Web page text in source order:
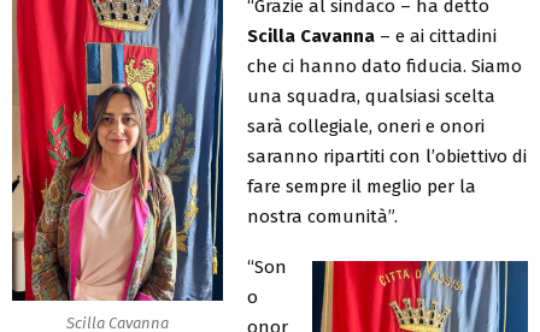
Scilla Cavanna
“Grazie al sindaco – ha detto
Scilla Cavanna– e ai cittadini
che ci hanno dato fiducia. Siamo
una squadra, qualsiasi scelta
sarà collegiale, oneri e onori
saranno ripartiti con l’obiettivo di
fare sempre il meglio per la
nostra comunità”.
“Son
o
onor